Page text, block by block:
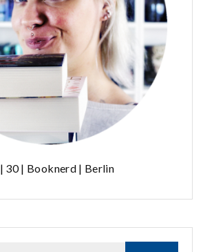
30 | Booknerd | Berlin